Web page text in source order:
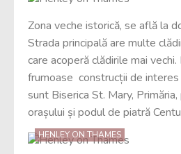
Zona veche istorică, se află la
Strada principală are multe
care acoperă clădirile mai
frumoase construcții de
sunt Biserica St. Mary,
orașului și podul de piatră
HENLEY ON THAMES